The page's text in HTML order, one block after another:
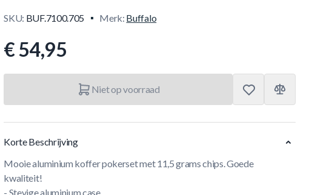
SKU: BUF.7100.705 Merk: Buffalo
€ 54,95
Niet op voorraad
Korte Beschrijving
Mooie aluminium koffer pokerset met 11,5 grams chips. Goede
kwaliteit!
- Stevige aluminium case